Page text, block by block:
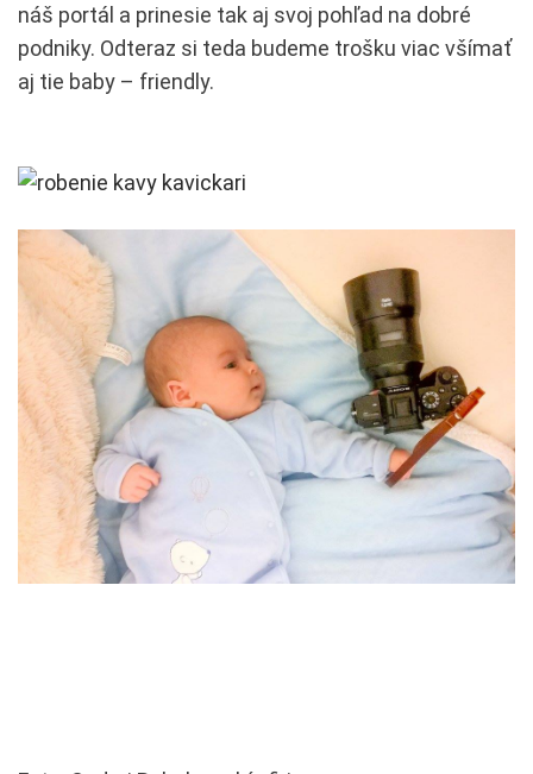
náš portál a prinesie tak aj svoj pohľad na dobré
podniky. Odteraz si teda budeme trošku viac všímať
aj tie baby – friendly.